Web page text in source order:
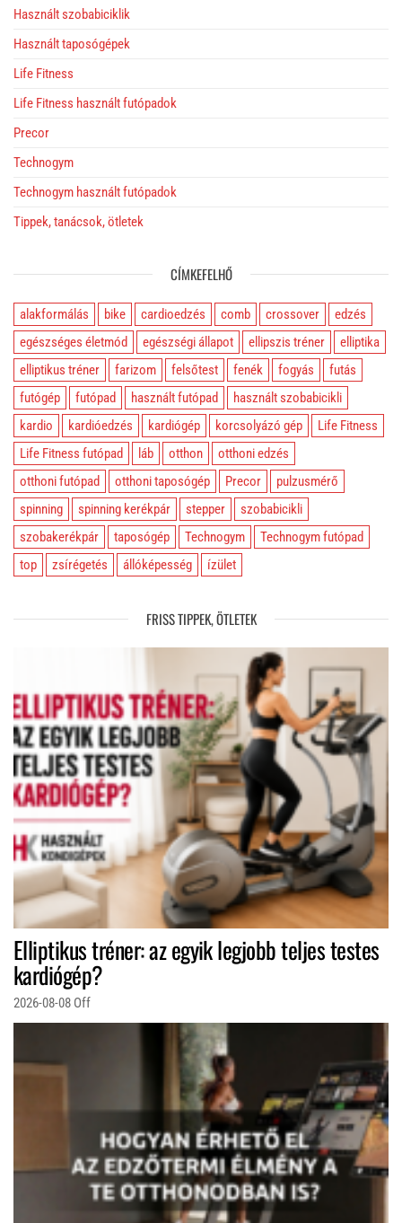
Használt szobabiciklik
Használt taposógépek
Life Fitness
Life Fitness használt futópadok
Precor
Technogym
Technogym használt futópadok
Tippek, tanácsok, ötletek
CÍMKEFELHŐ
alakformálás bike cardioedzés comb crossover
edzés
egészséges életmód
egészségi állapot ellipszis tréner
elliptika
elliptikus tréner
farizom felsőtest fenék fogyás
futás
futógép
futópad használt futópad
használt szobabicikli
kardio
kardióedzés kardiógép korcsolyázó gép
Life Fitness
Life Fitness futópad
láb otthon
otthoni edzés
otthoni futópad
otthoni taposógép Precor
pulzusmérő
spinning
spinning kerékpár stepper
szobabicikli
szobakerékpár
taposógép Technogym
Technogym futópad
top
zsírégetés állóképesség ízület
FRISS TIPPEK, ÖTLETEK
Elliptikus tréner: az egyik legjobb teljes testes
kardiógép?
2026-08-08 Off